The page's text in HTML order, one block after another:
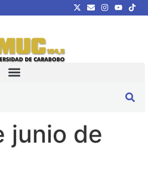
junio de